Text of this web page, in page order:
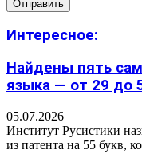
Интересное:
Найдены пять
языка — от 29 до
05.07.2026
Институт Русистики
из патента на 55 букв,